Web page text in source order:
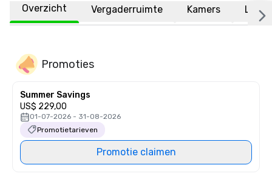
Overzicht Vergaderruimte Kamers
Promoties
Summer Savings
US$ 229,00
01-07-2026 - 31-08-2026
Promotietarieven
Promotie claimen